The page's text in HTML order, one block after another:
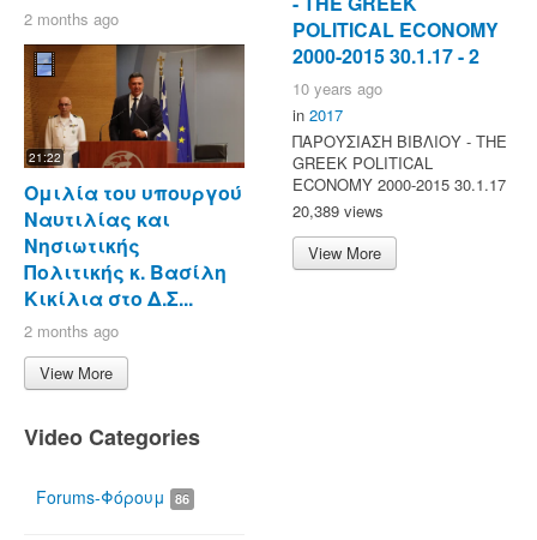
2 months ago
21:22
Ομιλία του υπουργού
Ναυτιλίας και
Νησιωτικής
Πολιτικής κ. Βασίλη
Κικίλια στο Δ.Σ...
2 months ago
View More
Video Categories
Forums-Φόρουμ 86
POLITICAL ECONOMY
2000-2015 30.1.17 - 2
10 years ago
in 2017
ΠΑΡΟΥΣΙΑΣΗ ΒΙΒΛΙΟΥ - ΤΗΕ
GREEK POLITICAL
ECONOMY 2000-2015 30.1.17
20,389 views
View More